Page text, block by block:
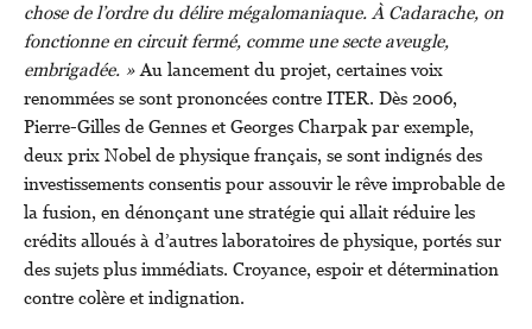
chose de l’ordre du délire mégalomaniaque. À Cadarache, on
fonctionne en circuit fermé, comme une secte aveugle,
embrigadée. »Au lancement du projet, certaines voix
renommées se sont prononcées contre ITER. Dès 2006,
Pierre-Gilles de Gennes et Georges Charpak par exemple,
deux prix Nobel de physique français, se sont indignés des
investissements consentis pour assouvir le rêve improbable de
la fusion, en dénonçant une stratégie qui allait réduire les
crédits alloués à d’autres laboratoires de physique, portés sur
des sujets plus immédiats. Croyance, espoir et détermination
contre colère et indignation.